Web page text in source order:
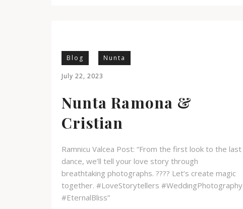
Blog Nunta
July 22, 2023
Nunta Ramona &
Cristian
Ramnicu Valcea Post: “From the first look to the last
dance, we’ll tell your love story through
breathtaking photographs. ???? Let’s create magic
together. #LoveStorytellers #WeddingPhotography
#EternalBliss”